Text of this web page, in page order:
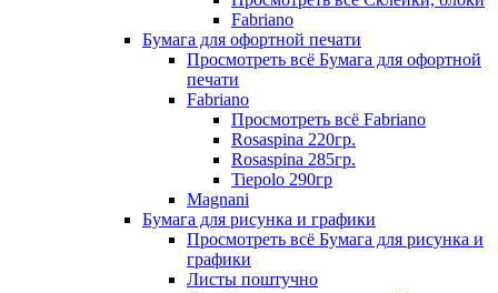
Fabriano
Бумага для офортной печати
Просмотреть всё Бумага для офортной
печати
Fabriano
Просмотреть всё Fabriano
Rosaspina 220гр.
Rosaspina 285гр.
Tiepolo 290гр
Magnani
Бумага для рисунка и графики
Просмотреть всё Бумага для рисунка и
графики
Листы поштучно